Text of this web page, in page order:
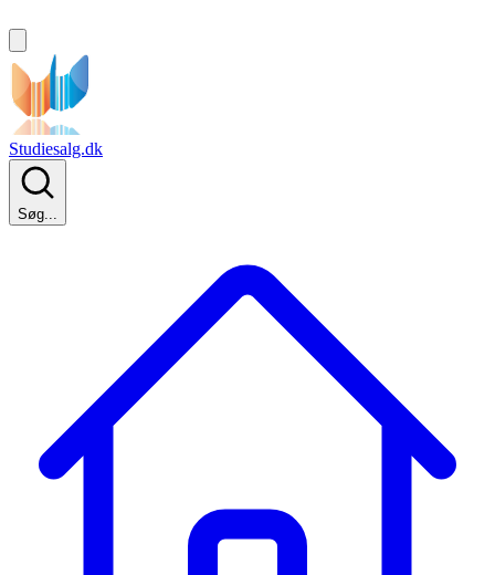
Studiesalg.dk
Søg...